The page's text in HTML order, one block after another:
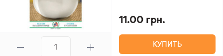
11.00 грн.
КУПИТЬ